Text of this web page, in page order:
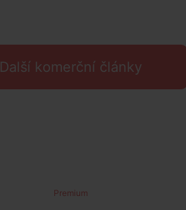
Další komerční články
Premium